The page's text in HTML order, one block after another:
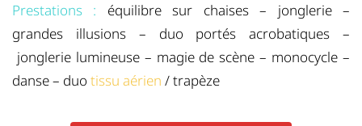
Prestations : équilibre sur chaises – jonglerie –
grandes illusions – duo portés acrobatiques –
jonglerie lumineuse – magie de scène – monocycle –
danse – duo tissu aérien / trapèze